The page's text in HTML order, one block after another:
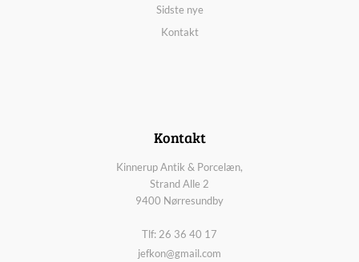
Sidste nye
Kontakt
Kontakt
Kinnerup Antik & Porcelæn,
Strand Alle 2
9400 Nørresundby
Tlf: 26 36 40 17
jefkon@gmail.com